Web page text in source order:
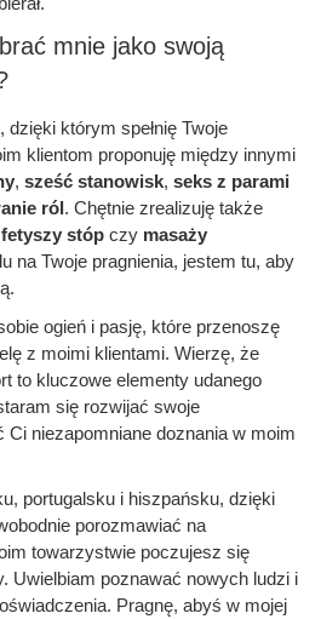
mnie jako swoją
dzięki którym spełnię Twoje
klientom proponuję między innymi
, sześć stanowisk, seks z parami
ról. Chętnie zrealizuję także
fetyszy stóp czy masaży
na Twoje pragnienia, jestem tu, aby
ogień i pasję, które przenoszę
z moimi klientami. Wierzę, że
to kluczowe elementy udanego
się rozwijać swoje
Ci niezapomniane doznania w moim
portugalsku i hiszpańsku, dzięki
porozmawiać na
towarzystwie poczujesz się
Uwielbiam poznawać nowych ludzi i
Pragnę, abyś w mojej